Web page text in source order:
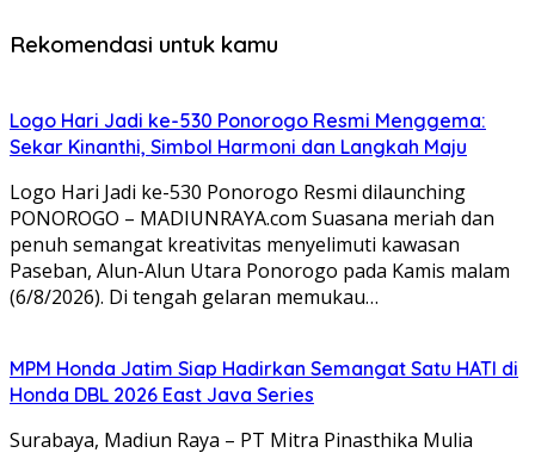
Rekomendasi untuk kamu
Logo Hari Jadi ke-530 Ponorogo Resmi Menggema:
Sekar Kinanthi, Simbol Harmoni dan Langkah Maju
Logo Hari Jadi ke-530 Ponorogo Resmi dilaunching
PONOROGO – MADIUNRAYA.com Suasana meriah dan
penuh semangat kreativitas menyelimuti kawasan
Paseban, Alun-Alun Utara Ponorogo pada Kamis malam
(6/8/2026). Di tengah gelaran memukau…
MPM Honda Jatim Siap Hadirkan Semangat Satu HATI di
Honda DBL 2026 East Java Series
Surabaya, Madiun Raya – PT Mitra Pinasthika Mulia